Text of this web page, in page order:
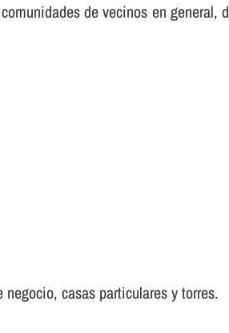
de vecinos en
casas particulares y torres.